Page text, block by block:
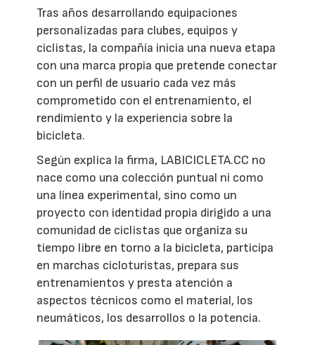
Tras años desarrollando equipaciones
personalizadas para clubes, equipos y
ciclistas, la compañía inicia una nueva etapa
con una marca propia que pretende conectar
con un perfil de usuario cada vez más
comprometido con el entrenamiento, el
rendimiento y la experiencia sobre la
bicicleta.
Según explica la firma, LABICICLETA.CC no
nace como una colección puntual ni como
una línea experimental, sino como un
proyecto con identidad propia dirigido a una
comunidad de ciclistas que organiza su
tiempo libre en torno a la bicicleta, participa
en marchas cicloturistas, prepara sus
entrenamientos y presta atención a
aspectos técnicos como el material, los
neumáticos, los desarrollos o la potencia.